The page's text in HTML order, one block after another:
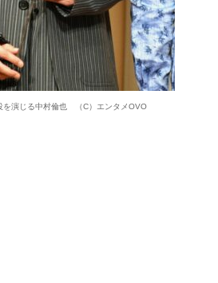
を演じる中村倫也 （C）エンタメOVO